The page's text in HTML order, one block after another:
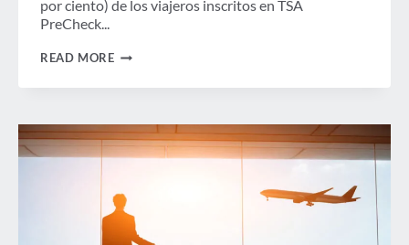
LA
VIAJAR
por ciento) de los viajeros inscritos en TSA
PreCheck...
READ MOREPUBLICACIÓN
PARA
AHORRAR
EN